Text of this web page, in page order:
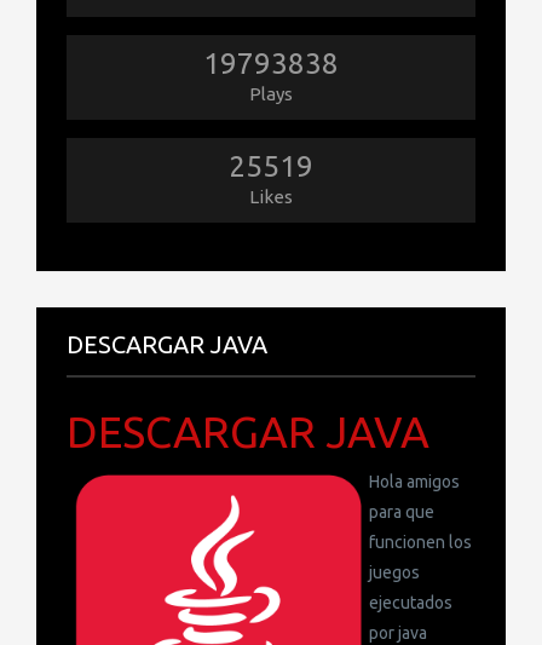
19793838
Plays
25519
Likes
DESCARGAR JAVA
DESCARGAR JAVA
Hola amigos
para que
funcionen los
juegos
ejecutados
por java